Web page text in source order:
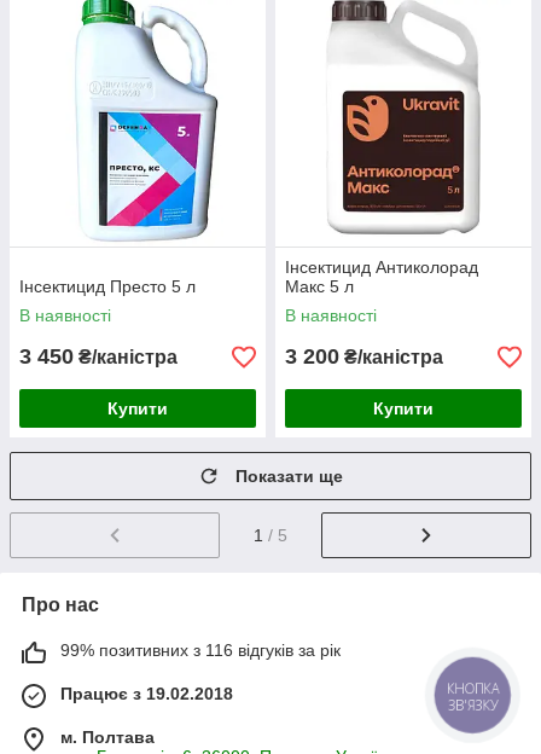
Інсектицид Престо 5 л
В наявності
3 450 ₴/каністра
Купити
Інсектицид Антиколорад
Макс 5 л
В наявності
3 200 ₴/каністра
Купити
Показати ще
1 / 5
Про нас
99% позитивних з 116 відгуків за рік
Працює з 19.02.2018
м. Полтава